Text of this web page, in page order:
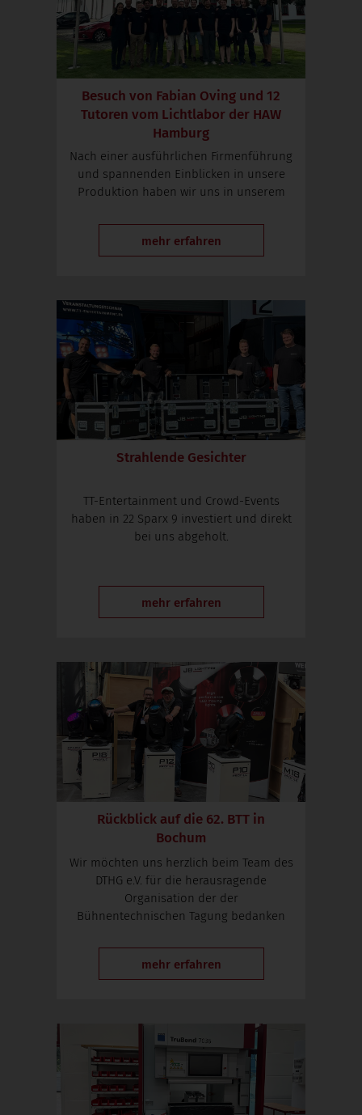
Besuch von Fabian Oving und 12
Tutoren vom Lichtlabor der HAW
Hamburg
Nach einer ausführlichen Firmenführung
und spannenden Einblicken in unsere
Produktion haben wir uns in unserem
mehr erfahren
Strahlende Gesichter
TT-Entertainment und Crowd-Events
haben in 22 Sparx 9 investiert und direkt
bei uns abgeholt.
mehr erfahren
Rückblick auf die 62. BTT in
Bochum
Wir möchten uns herzlich beim Team des
DTHG e.V. für die herausragende
Organisation der der
Bühnentechnischen Tagung bedanken
mehr erfahren